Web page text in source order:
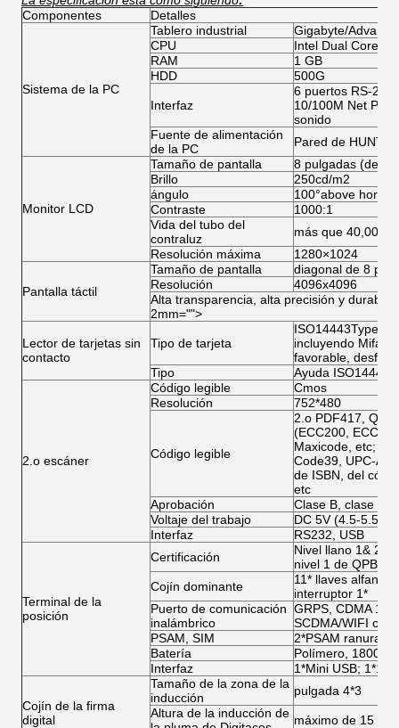
Componentes
Detalles
Sistema de la PC
Tablero industrial
Gigabyte/
CPU
Intel Dual Core/
RAM
1 GB
HDD
500G
Interfaz
6 puertos RS-
10/100M Net
sonido
Fuente de alimentación
de la PC
Pared de
Monitor LCD
Tamaño de pantalla
8 pulgadas (de
Brillo
250cd/m2
ángulo
100°above
Contraste
1000:1
Vida del tubo del
contraluz
más que
Resolución máxima
1280×1024
Pantalla táctil
Tamaño de pantalla
diagonal de 8
Resolución
4096x4096
Alta transparencia, alta precisión y
2mm="">
Lector de tarjetas sin
contacto
Tipo de tarjeta
ISO14443TypeA
incluyendo Mifare
favorable, desfire
Tipo
Ayuda ISO14443
2.o escáner
Código legible
Cmos
Resolución
752*480
Código legible
2.o PDF417, QR
(ECC200,
Maxicode, etc;
Code39, UPC-A,
de ISBN, del
etc
Aprobación
Clase B, clase B
Voltaje del trabajo
DC 5V (4.5-5.5V)
Interfaz
RS232, USB
Terminal de la
posición
Certificación
Nivel llano 1& 2
nivel 1 de
Cojín dominante
11* llaves
interruptor 1*
Puerto de comunicación
inalámbrico
GRPS, CDMA
SCDMA/WIFI
PSAM, SIM
2*PSAM ranura,
Batería
Polímero,
Interfaz
1*Mini USB;
Cojín de la firma
digital
Tamaño de la zona de la
inducción
pulgada 4*3
Altura de la inducción de máximo de 15